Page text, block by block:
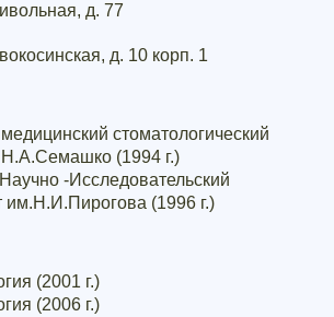
д. 77
д. 10 корп. 1
стоматологический
Н.А.Семашко (1994 г.)
-Исследовательский
им.Н.И.Пирогова (1996 г.)
(2001 г.)
(2006 г.)